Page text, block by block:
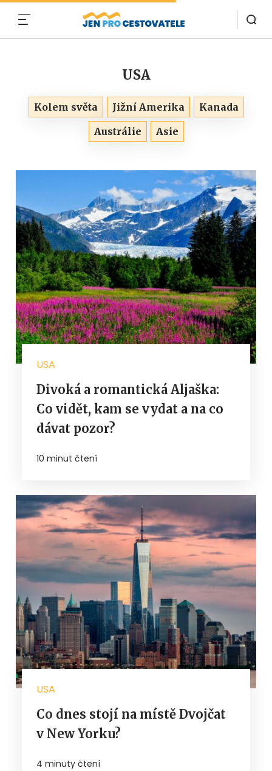
USA
Kolem světa Jižní Amerika
Kanada
Austrálie
Asie
USA
Divoká a romantická Aljaška:
Co vidět, kam se vydat a na co
dávat pozor?
10 minut čtení
USA
Co dnes stojí na místě Dvojčat
v New Yorku?
4 minuty čtení